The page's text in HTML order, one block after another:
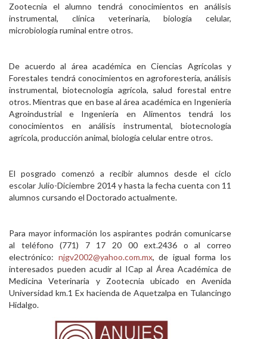
Zootecnia el alumno tendrá conocimientos en análisis
instrumental, clínica veterinaria, biología celular,
microbiología ruminal entre otros.
De acuerdo al área académica en Ciencias Agrícolas y
Forestales tendrá conocimientos en agroforestería, análisis
instrumental, biotecnología agrícola, salud forestal entre
otros. Mientras que en base al área académica en Ingeniería
Agroindustrial e Ingeniería en Alimentos tendrá los
conocimientos en análisis instrumental, biotecnología
agrícola, producción animal, biología celular entre otros.
El posgrado comenzó a recibir alumnos desde el ciclo
escolar Julio-Diciembre 2014 y hasta la fecha cuenta con 11
alumnos cursando el Doctorado actualmente.
Para mayor información los aspirantes podrán comunicarse
al teléfono (771) 7 17 20 00 ext.2436 o al correo
electrónico: njgv2002@yahoo.com.mx, de igual forma los
interesados pueden acudir al ICap al Área Académica de
Medicina Veterinaria y Zootecnia ubicado en Avenida
Universidad km.1 Ex hacienda de Aquetzalpa en Tulancingo
Hidalgo.